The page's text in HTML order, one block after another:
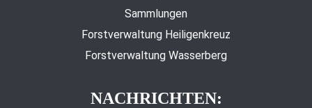
Sammlungen
Forstverwaltung Heiligenkreuz
Forstverwaltung Wasserberg
NACHRICHTEN: